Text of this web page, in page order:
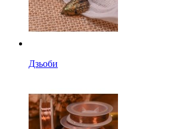
Дзьоби